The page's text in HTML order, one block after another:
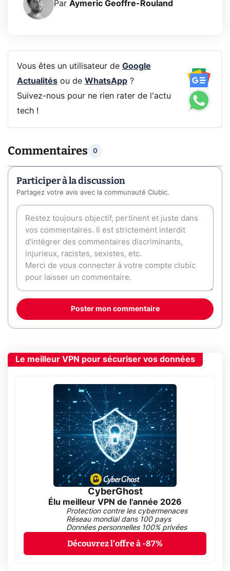
Par Aymeric Geoffre-Rouland
Vous êtes un utilisateur de Google
Actualitésou de WhatsApp?
Suivez-nous pour ne rien rater de l'actu
tech !
Commentaires 0
Participer à la discussion
Partagez votre avis avec la communauté Clubic.
Poster mon commentaire
Le meilleur VPN pour sécuriser vos données
CyberGhost
Élu meilleur VPN de l'année 2026
Protection contre les cybermenaces
Réseau mondial dans 100 pays
Données personnelles 100% privées
Découvrez l'offre à -87%